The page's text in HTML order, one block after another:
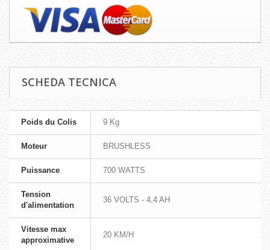
SCHEDA TECNICA
Poids du Colis 9 Kg
Moteur BRUSHLESS
Puissance 700 WATTS
Tension
d'alimentation
36 VOLTS - 4,4 AH
Vitesse max
approximative
20 KM/H